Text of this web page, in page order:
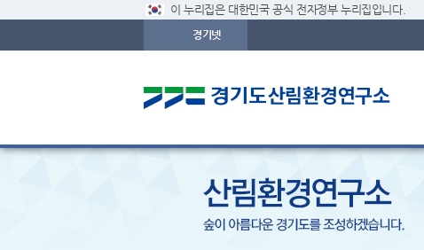
이 누리집은 대한민국 공식 전자정부 누리집입니다.
경기넷